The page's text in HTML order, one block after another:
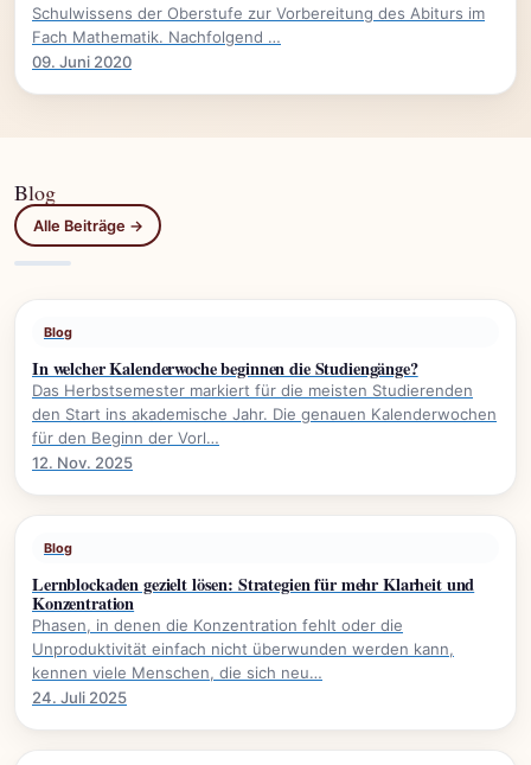
Schulwissens der Oberstufe zur Vorbereitung des Abiturs im
Fach Mathematik. Nachfolgend …
09. Juni 2020
Blog
Alle Beiträge →
Blog
In welcher Kalenderwoche beginnen die Studiengänge?
Das Herbstsemester markiert für die meisten Studierenden
den Start ins akademische Jahr. Die genauen Kalenderwochen
für den Beginn der Vorl…
12. Nov. 2025
Blog
Lernblockaden gezielt lösen: Strategien für mehr Klarheit und
Konzentration
Phasen, in denen die Konzentration fehlt oder die
Unproduktivität einfach nicht überwunden werden kann,
kennen viele Menschen, die sich neu…
24. Juli 2025